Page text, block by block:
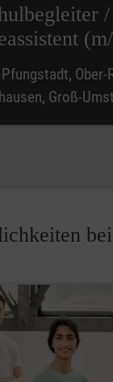
/
Ober-
Groß-